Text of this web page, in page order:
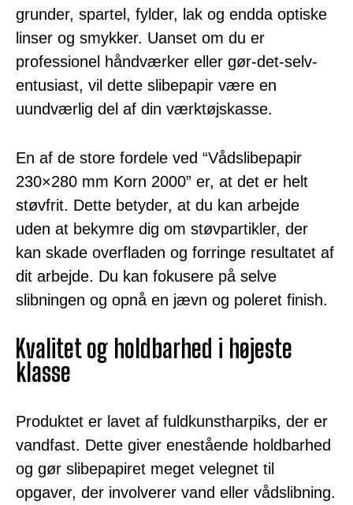
grunder, spartel, fylder, lak og endda optiske
linser og smykker. Uanset om du er
professionel håndværker eller gør-det-selv-
entusiast, vil dette slibepapir være en
uundværlig del af din værktøjskasse.
En af de store fordele ved “Vådslibepapir
230×280 mm Korn 2000” er, at det er helt
støvfrit. Dette betyder, at du kan arbejde
uden at bekymre dig om støvpartikler, der
kan skade overfladen og forringe resultatet af
dit arbejde. Du kan fokusere på selve
slibningen og opnå en jævn og poleret finish.
Kvalitet og holdbarhed i højeste
klasse
Produktet er lavet af fuldkunstharpiks, der er
vandfast. Dette giver enestående holdbarhed
og gør slibepapiret meget velegnet til
opgaver, der involverer vand eller vådslibning.